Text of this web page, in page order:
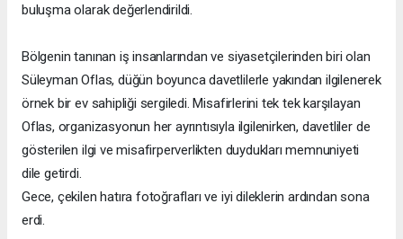
buluşma olarak değerlendirildi.
Bölgenin tanınan iş insanlarından ve siyasetçilerinden biri olan
Süleyman Oflas, düğün boyunca davetlilerle yakından ilgilenerek
örnek bir ev sahipliği sergiledi. Misafirlerini tek tek karşılayan
Oflas, organizasyonun her ayrıntısıyla ilgilenirken, davetliler de
gösterilen ilgi ve misafirperverlikten duydukları memnuniyeti
dile getirdi.
Gece, çekilen hatıra fotoğrafları ve iyi dileklerin ardından sona
erdi.